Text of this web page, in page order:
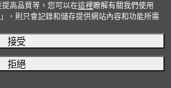
高品質等。您可以在這裡瞭解有關我們使用
，則只會記錄和儲存提供網站內容和功能所需
接受
拒絕